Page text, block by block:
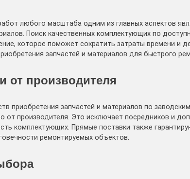
любого масштаба одним из главных аспектов
Поиск качественных комплектующих по
которое поможет сократить затраты времени и
запчастей и материалов для быстрого
от производителя
приобретения запчастей и материалов по
от производителя. Это исключает посредников и
комплектующих. Прямые поставки также
ремонтируемых объектов.